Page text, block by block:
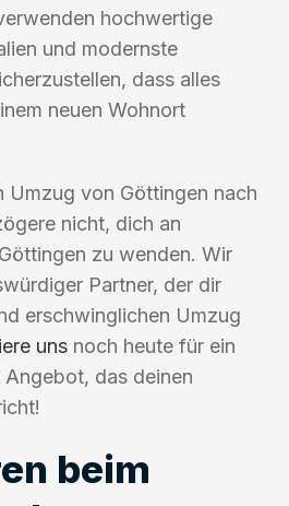
hochwertige
und modernste
dass alles
neuen Wohnort
Umzug von Göttingen nach
nicht, dich an
zu wenden. Wir
Partner, der dir
erschwinglichen Umzug
uns noch heute für ein
das deinen
beim